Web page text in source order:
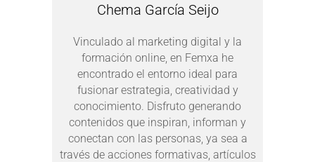
Chema García Seijo
Vinculado al marketing digital y la
formación online, en Femxa he
encontrado el entorno ideal para
fusionar estrategia, creatividad y
conocimiento. Disfruto generando
contenidos que inspiran, informan y
conectan con las personas, ya sea a
través de acciones formativas, artículos